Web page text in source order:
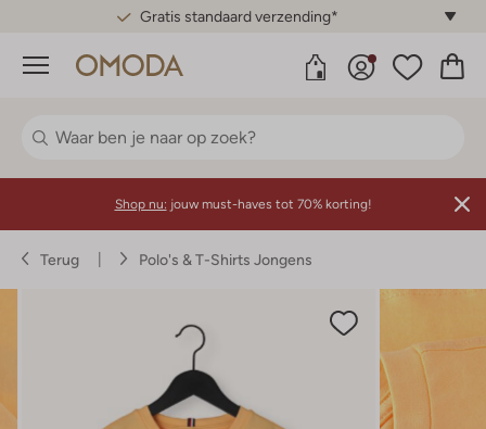
Gratis standaard verzending*
Menu
Shop nu: jouw must-haves tot 70% korting!
Terug Polo's & T-Shirts Jongens